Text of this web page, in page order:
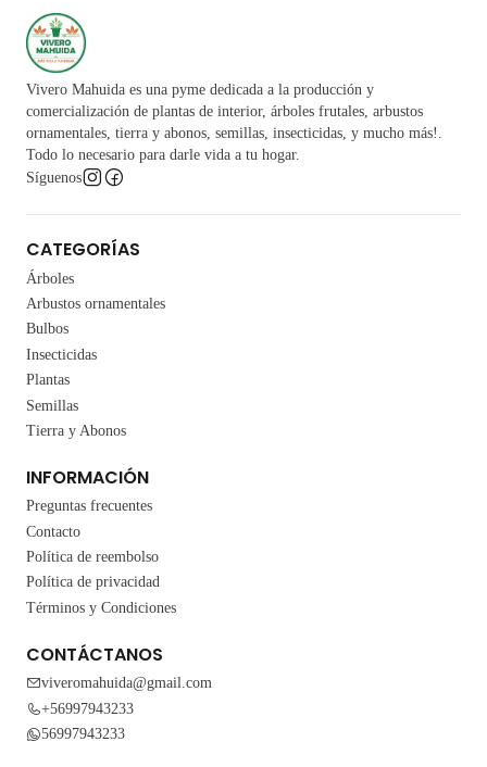
Vivero Mahuida es una pyme dedicada a la producción y
comercialización de plantas de interior, árboles frutales, arbustos
ornamentales, tierra y abonos, semillas, insecticidas, y mucho más!.
Todo lo necesario para darle vida a tu hogar.
Síguenos
CATEGORÍAS
Árboles
Arbustos ornamentales
Bulbos
Insecticidas
Plantas
Semillas
Tierra y Abonos
INFORMACIÓN
Preguntas frecuentes
Contacto
Política de reembolso
Política de privacidad
Términos y Condiciones
CONTÁCTANOS
viveromahuida@gmail.com
+56997943233
56997943233